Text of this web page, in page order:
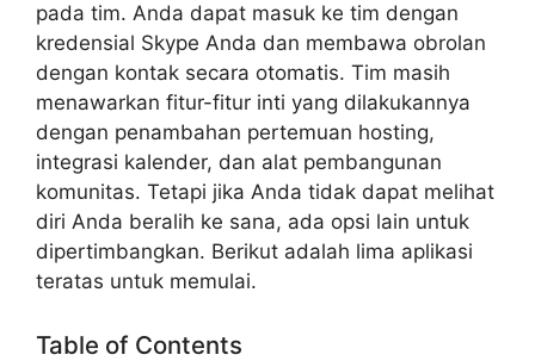
pada tim. Anda dapat masuk ke tim dengan
kredensial Skype Anda dan membawa obrolan
dengan kontak secara otomatis. Tim masih
menawarkan fitur-fitur inti yang dilakukannya
dengan penambahan pertemuan hosting,
integrasi kalender, dan alat pembangunan
komunitas. Tetapi jika Anda tidak dapat melihat
diri Anda beralih ke sana, ada opsi lain untuk
dipertimbangkan. Berikut adalah lima aplikasi
teratas untuk memulai.
Table of Contents